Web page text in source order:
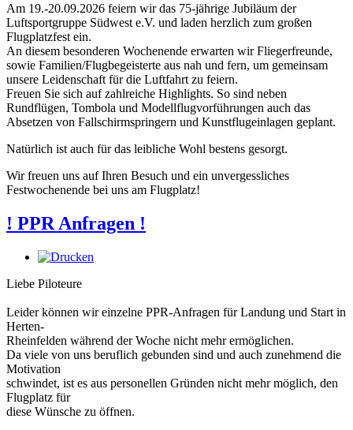
Am 19.-20.09.2026 feiern wir das 75-jährige Jubiläum der
Luftsportgruppe Südwest e.V. und laden herzlich zum großen
Flugplatzfest ein.
An diesem besonderen Wochenende erwarten wir Fliegerfreunde,
sowie Familien/Flugbegeisterte aus nah und fern, um gemeinsam
unsere Leidenschaft für die Luftfahrt zu feiern.
Freuen Sie sich auf zahlreiche Highlights. So sind neben
Rundflügen, Tombola und Modellflugvorführungen auch das
Absetzen von Fallschirmspringern und Kunstflugeinlagen geplant.
Natürlich ist auch für das leibliche Wohl bestens gesorgt.
Wir freuen uns auf Ihren Besuch und ein unvergessliches
Festwochenende bei uns am Flugplatz!
! PPR Anfragen !
Liebe Piloteure
Leider können wir einzelne PPR-Anfragen für Landung und Start in
Herten-
Rheinfelden während der Woche nicht mehr ermöglichen.
Da viele von uns beruflich gebunden sind und auch zunehmend die
Motivation
schwindet, ist es aus personellen Gründen nicht mehr möglich, den
Flugplatz für
diese Wünsche zu öffnen.